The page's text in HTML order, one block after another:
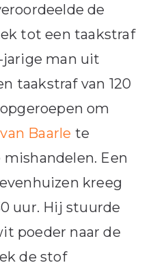
de
tot een taakstraf
jarige man uit
taakstraf van 120
om
Baarle te
Een
kreeg
uur. Hij stuurde
poeder naar de
de stof